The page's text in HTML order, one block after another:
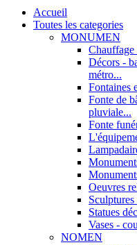
Accueil
Toutes les categories
MONUMEN
Chauffage
Décors -
métro...
Fontaines
Fonte de
pluviale...
Fonte
Oeuvres
Statues
Vases -
NOMEN